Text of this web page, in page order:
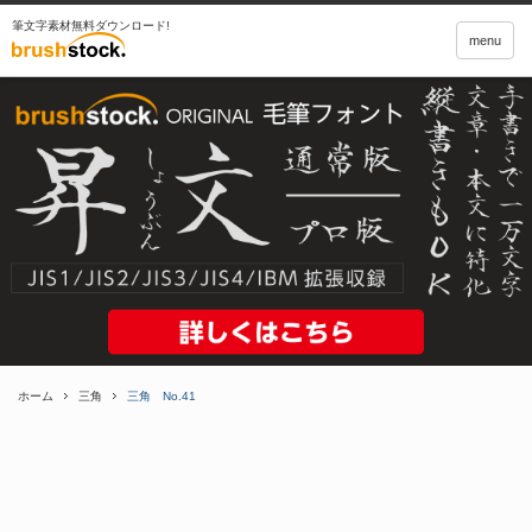
筆文字素材無料ダウンロード!
menu
ホーム 三角 三角 No.41